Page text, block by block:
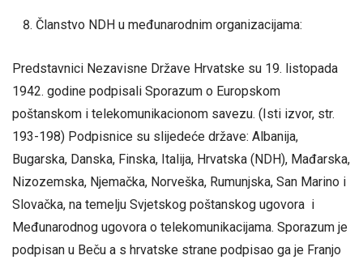
Članstvo NDH u međunarodnim organizacijama:
Predstavnici Nezavisne Države Hrvatske su 19. listopada
1942. godine podpisali Sporazum o Europskom
poštanskom i telekomunikacionom savezu. (Isti izvor, str.
193-198) Podpisnice su slijedeće države: Albanija,
Bugarska, Danska, Finska, Italija, Hrvatska (NDH), Mađarska,
Nizozemska, Njemačka, Norveška, Rumunjska, San Marino i
Slovačka, na temelju Svjetskog poštanskog ugovora i
Međunarodnog ugovora o telekomunikacijama. Sporazum je
podpisan u Beču a s hrvatske strane podpisao ga je Franjo